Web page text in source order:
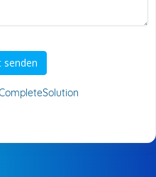
senden